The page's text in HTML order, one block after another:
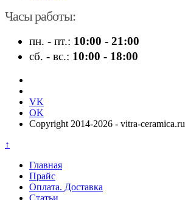
Часы работы:
пн. - пт.: 10:00 - 21:00
сб. - вс.: 10:00 - 18:00
VK
OK
Copyright 2014-2026 - vitra-ceramica.ru
↑
Главная
Прайс
Оплата. Доставка